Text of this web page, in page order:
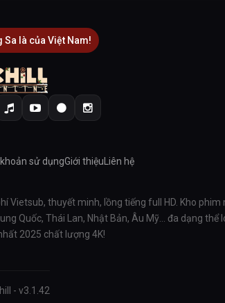
Sa là của Việt Nam!
sử dụngGiới thiệu Liên hệ
Vietsub, thuyết minh, lồng tiếng full HD. Kho phim
Quốc, Thái Lan, Nhật Bản, Âu Mỹ… đa dạng thể
2025 chất lượng 4K!
- v3.1.42